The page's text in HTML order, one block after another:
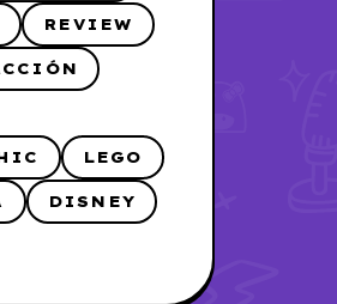
REVIEW
LEGO
DISNEY